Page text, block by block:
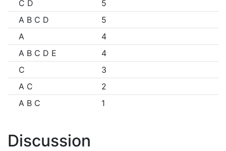
C D
5
A B C D
5
A
4
A B C D E
4
C
3
A C
2
A B C
1
Discussion